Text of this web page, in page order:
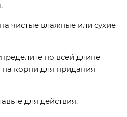
чистые влажные или сухие
по всей длине
на корни для придания
для действия.